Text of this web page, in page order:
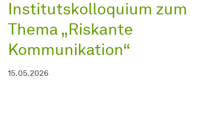
Institutskolloquium zum
Thema „Riskante
Kommunikation“
15.05.2026